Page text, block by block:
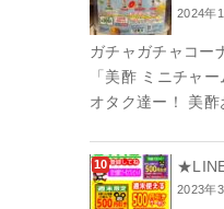
2024年
ガチャガチャコー
「美酢 ミニチャ
オタク達ー！ 美酢
2023年